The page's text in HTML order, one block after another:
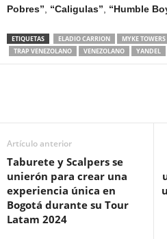
Pobres” “Caligulas” “Humble
ETIQUETAS ELADIO CARRION MYKE TOWERS
TRAP VENEZOLANO
VENEZOLANO YANDEL
Artículo anterior
Taburete y Scalpers se
unierón para crear una
experiencia única en
Bogotá durante su Tour
Latam 2024